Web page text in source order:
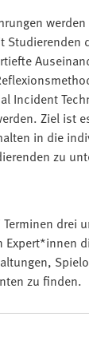
Studierenden
Incident
Ziel ist
in die
zu
drei
Expert*innen
zu finden.